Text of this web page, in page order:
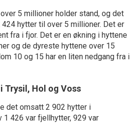
5 millioner holder stand, og det
hytter til over 5 millioner. Det er
fra i fjor. Det er en økning i hyttene
og de dyreste hyttene over 15
10 og 15 har en liten nedgang fra i
Trysil, Hol og Voss
det omsatt 2 902 hytter i
1 426 var fjellhytter, 929 var